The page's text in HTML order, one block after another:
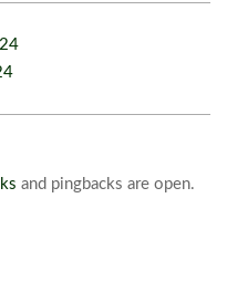
and pingbacks are open.